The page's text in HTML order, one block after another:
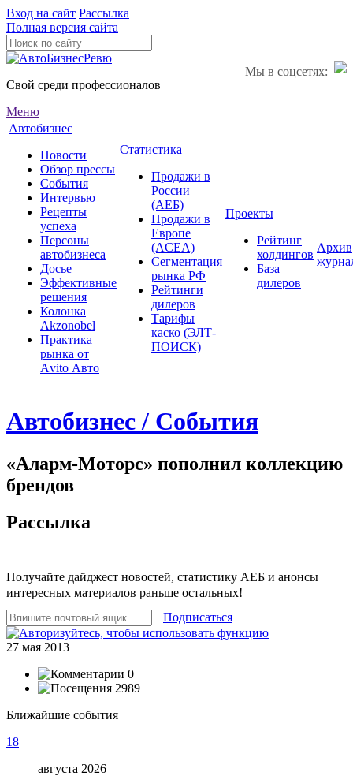
Вход на сайт Рассылка
Полная версия сайта
Мы в соцсетях:
Свой среди профессионалов
Меню
Автобизнес
Новости
Обзор прессы
События
Интервью
Рецепты
успеха
Персоны
автобизнеса
Досье
Эффективные
решения
Колонка
Akzonobel
Практика
рынка от
Аvito Авто
Статистика
Продажи в
России
(АЕБ)
Продажи в
Европе
(ACEA)
Сегментация
рынка РФ
Рейтинги
дилеров
Тарифы
каско (ЭЛТ-
ПОИСК)
Проекты
Рейтинг
холдингов
База
дилеров
Архив
Автобизнес / События
«Аларм-Моторс» пополнил коллекцию
брендов
Рассылка
Получайте дайджест новостей, статистику АЕБ и анонсы
интересных материалов раньше остальных!
Подписаться
27 мая 2013
0
2989
Ближайшие события
18
августа 2026